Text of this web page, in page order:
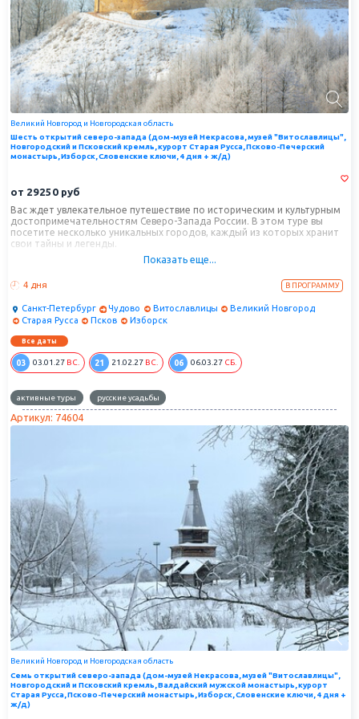
Великий Новгород и Новгородская область
Шесть открытий северо-запада (дом-музей Некрасова, музей "Витославлицы",
Новгородский и Псковский кремль, курорт Старая Русса, Псково-Печерский
монастырь, Изборск, Словенские ключи, 4 дня + ж/д)
от 29250 руб
Вас ждет увлекательное путешествие по историческим и культурным
достопримечательностям Северо-Запада России. В этом туре вы
посетите несколько уникальных городов, каждый из которых хранит
свои тайны и легенды.
Программа тура охватывает несколько уникальных городов, каждый
Показать еще...
4 дня В ПРОГРАММУ
Санкт-Петербург Чудово Витославлицы
Великий Новгород
Старая Русса
Псков Изборск
Все даты
03 03.01.27 ВС. 21 21.02.27 ВС. 06 06.03.27 СБ.
активные туры русские усадьбы
Артикул: 74604
Великий Новгород и Новгородская область
Семь открытий северо-запада (дом-музей Некрасова, музей "Витославлицы",
Новгородский и Псковский кремль, Валдайский мужской монастырь, курорт
Старая Русса, Псково-Печерский монастырь, Изборск, Словенские ключи, 4 дня +
ж/д)